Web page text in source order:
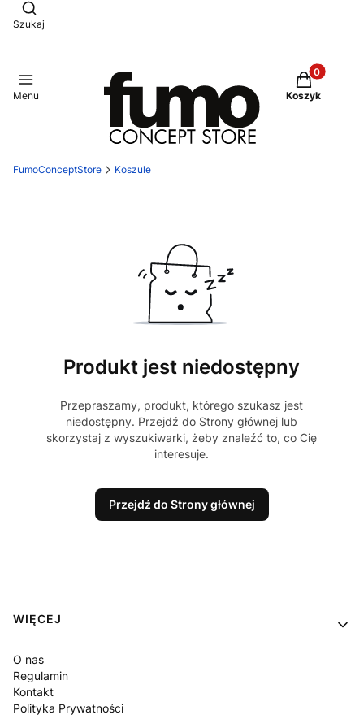
Otwórz wyszukiwarkę
Szukaj
Menu
Produkty
Koszyk
FumoConceptStore Koszule
Produkt jest niedostępny
Przepraszamy, produkt, którego szukasz jest
niedostępny. Przejdź do Strony głównej lub
skorzystaj z wyszukiwarki, żeby znaleźć to, co Cię
interesuje.
Przejdź do Strony głównej
Linki w stopce
WIĘCEJ
O nas
Regulamin
Kontakt
Polityka Prywatności